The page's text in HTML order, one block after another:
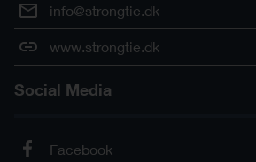
info@strongtie.dk
www.strongtie.dk
Social Media
Facebook